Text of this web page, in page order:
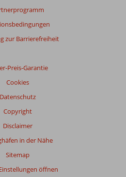
zur Barrierefreiheit
Preis-Garantie
Cookies
Datenschutz
Copyright
Disclaimer
in der Nähe
Sitemap
öffnen